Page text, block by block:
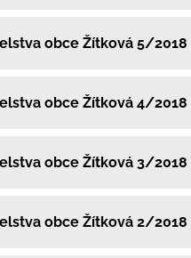
obce Žítková 5/2018
obce Žítková 4/2018
obce Žítková 3/2018
obce Žítková 2/2018